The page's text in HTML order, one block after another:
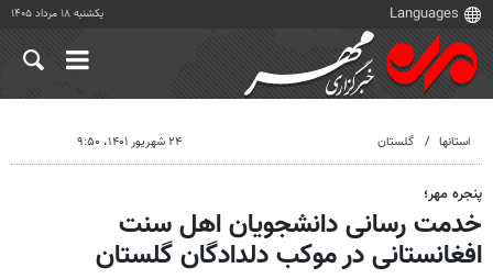
یکشنبه ۱۸ مرداد ۱۴۰۵
استانها گلستان ۲۴ شهریور ۱۴۰۱، ۹:۵۰
پنجره مهر؛
خدمت رسانی دانشجویان اهل سنت
افغانستانی در موکب دلدادگان گلستان